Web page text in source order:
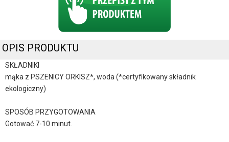
OPIS PRODUKTU
SKŁADNIKI
mąka z PSZENICY ORKISZ*, woda (*certyfikowany składnik
ekologiczny)
SPOSÓB PRZYGOTOWANIA
Gotować 7-10 minut.